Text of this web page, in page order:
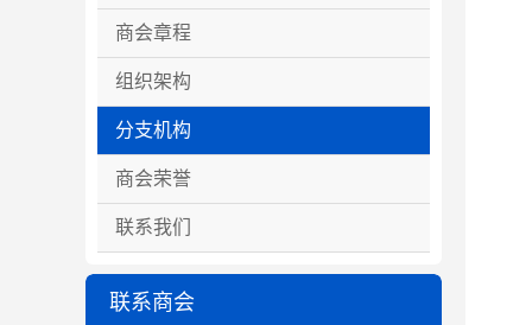
商会章程
组织架构
分支机构
商会荣誉
联系我们
联系商会